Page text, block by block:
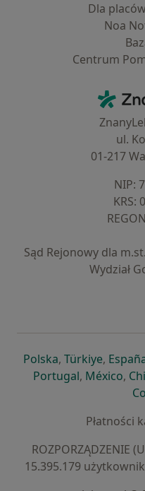
Dla
Noa
Centrum
ul.
01-217
NIP:
KRS:
Sąd Rejonowy dla
Wydział
Polskaotwiera się w
, Türkiyeotwiera
,
Portugalotwiera się
, México,
Płatności
ROZPORZĄDZENIE
15.395.179